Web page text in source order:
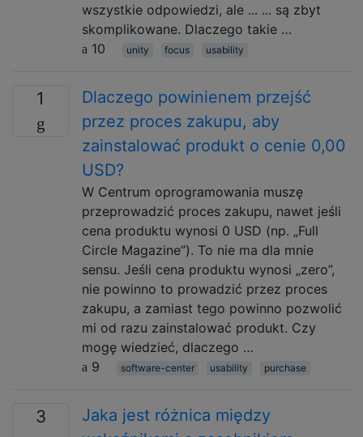
wszystkie odpowiedzi, ale ... ... są zbyt
skomplikowane. Dlaczego takie …
10
unity focus usability
1
Dlaczego powinienem przejść
przez proces zakupu, aby
zainstalować produkt o cenie 0,00
USD?
W Centrum oprogramowania muszę
przeprowadzić proces zakupu, nawet jeśli
cena produktu wynosi 0 USD (np. „Full
Circle Magazine”). To nie ma dla mnie
sensu. Jeśli cena produktu wynosi „zero”,
nie powinno to prowadzić przez proces
zakupu, a zamiast tego powinno pozwolić
mi od razu zainstalować produkt. Czy
mogę wiedzieć, dlaczego …
9
software-center usability purchase
3
Jaka jest różnica między